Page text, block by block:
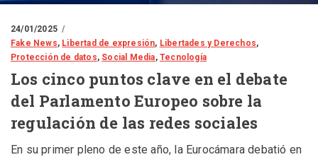
24/01/2025
Fake News, Libertad de expresión, Libertades y Derechos,
Protección de datos, Social Media,Tecnología
Los cinco puntos clave en el debate
del Parlamento Europeo sobre la
regulación de las redes sociales
En su primer pleno de este año, la Eurocámara debatió en